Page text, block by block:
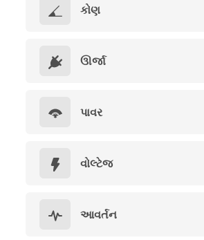
કોણ
ઊર્જા
પાવર
વોલ્ટેજ
આવર્તન